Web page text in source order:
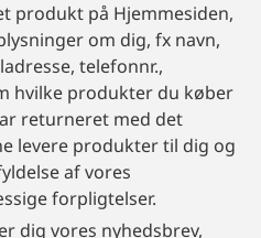
produkt på Hjemmesiden,
om dig, fx navn,
telefonnr.,
hvilke produkter du køber
returneret med det
levere produkter til dig og
af vores
forpligtelser.
dig vores nyhedsbrev,